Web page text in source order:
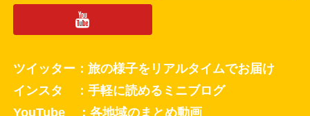
ツイッター：旅の様子をリアルタイムでお届け
インスタ ：手軽に読めるミニブログ
YouTube ：各地域のまとめ動画